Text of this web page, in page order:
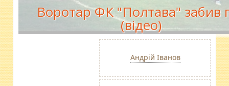
Воротар ФК "Полтава" забив
(відео)
Андрій Іванов